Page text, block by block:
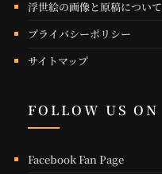
浮世絵の画像と原稿について
プライバシーポリシー
サイトマップ
FOLLOW US ON
Facebook Fan Page